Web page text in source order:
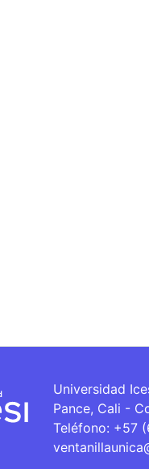
Universidad
Pance, Cali -
Teléfono: +57